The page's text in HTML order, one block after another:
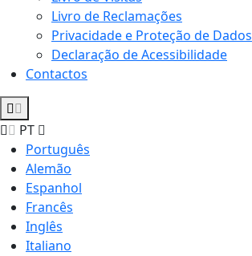
Livro de Reclamações
Privacidade e Proteção de Dados
Declaração de Acessibilidade
Contactos
PT
Português
Alemão
Espanhol
Francês
Inglês
Italiano